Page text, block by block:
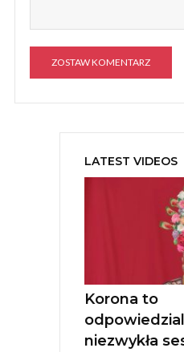
A
LATEST VIDEOS
Korona to
niezwykła